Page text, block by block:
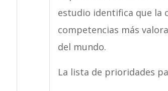
estudio identifica que la
competencias más
del mundo.
La lista de prioridades